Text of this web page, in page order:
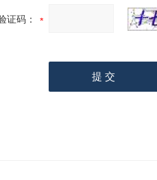
证码：